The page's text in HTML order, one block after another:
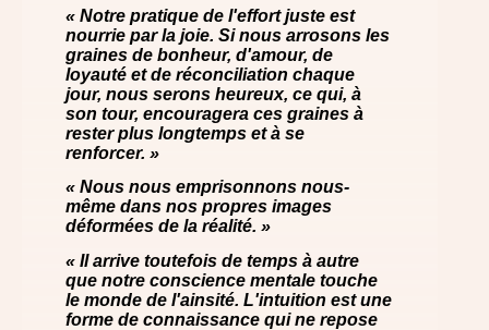
« Notre pratique de l'effort juste est
nourrie par la joie. Si nous arrosons les
graines de bonheur, d'amour, de
loyauté et de réconciliation chaque
jour, nous serons heureux, ce qui, à
son tour, encouragera ces graines à
rester plus longtemps et à se
renforcer. »
« Nous nous emprisonnons nous-
même dans nos propres images
déformées de la réalité. »
« Il arrive toutefois de temps à autre
que notre conscience mentale touche
le monde de l'ainsité. L'intuition est une
forme de connaissance qui ne repose